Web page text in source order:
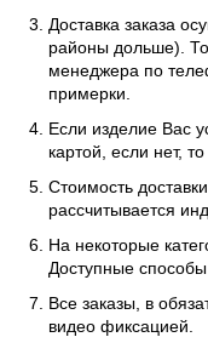
Доставка заказа
районы дольше).
менеджера по
примерки.
Если изделие Вас
картой, если нет,
Стоимость
рассчитывается
На некоторые
Доступные
Все заказы, в
видео фиксацией.